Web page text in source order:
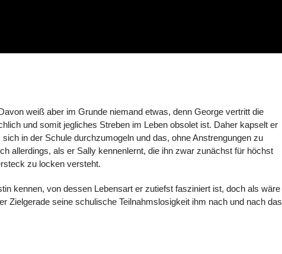
weiß aber im Grunde niemand etwas, denn George vertritt die
und somit jegliches Streben im Leben obsolet ist. Daher kapselt er
in der Schule durchzumogeln und das, ohne Anstrengungen zu
allerdings, als er Sally kennenlernt, die ihn zwar zunächst für höchst
zu locken versteht.
kennen, von dessen Lebensart er zutiefst fasziniert ist, doch als wäre
Zielgerade seine schulische Teilnahmslosigkeit ihm nach und nach das